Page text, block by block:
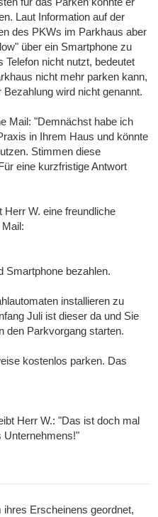
Laut Information auf der
des PKWs im Parkhaus aber
über ein Smartphone zu
Telefon nicht nutzt, bedeutet
nicht mehr parken kann,
wird nicht genannt.
Mail: "Demnächst habe ich
in Ihrem Haus und könnte
Stimmen diese
eine kurzfristige Antwort
Herr W. eine freundliche
Smartphone bezahlen.
installieren zu
Juli ist dieser da und Sie
den Parkvorgang starten.
kostenlos parken. Das
Herr W.: "Das ist doch mal
Unternehmens!"
Erscheinens geordnet,